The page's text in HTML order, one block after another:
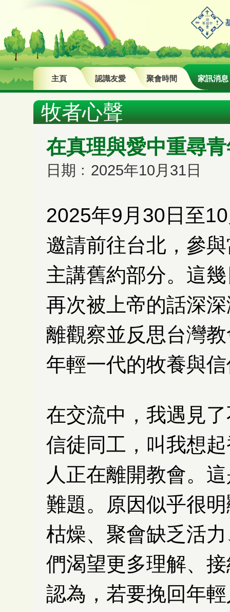
主頁 認識友愛 聚會時間 家訊消息
牧者心聲
在真理與愛中重尋
日期﹕2025年10月31日
2025年9月30日至
邀請前往台北，參
主講舊約部分。這
再次被上帝的話深
離觀察並反思台灣
年輕一代的牧養與
在交流中，我遇見
信徒同工，叫我想
人正在離開教會。
難題。原因似乎很
枯燥、聚會缺乏活
們渴望更多理解、
認為，若要挽回年